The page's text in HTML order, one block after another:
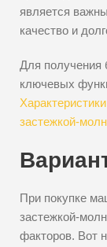
является
качество и
Для получения
ключевых
застежкой-
При покупке
застежкой-
факторов. Вот